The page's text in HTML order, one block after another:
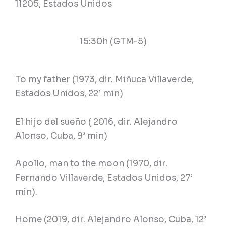
11205, Estados Unidos
15:30h (GTM-5)
To my father (1973, dir. Miñuca Villaverde,
Estados Unidos, 22’ min)
El hijo del sueño ( 2016, dir. Alejandro
Alonso, Cuba, 9’ min)
Apollo, man to the moon (1970, dir.
Fernando Villaverde, Estados Unidos, 27’
min).
Home (2019, dir. Alejandro Alonso, Cuba, 12’